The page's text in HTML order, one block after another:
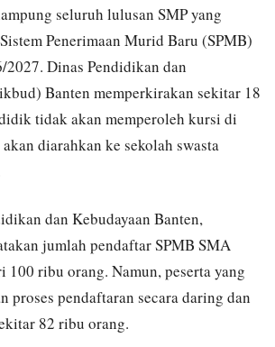
seluruh lulusan SMP yang
Penerimaan Murid Baru (SPMB)
Dinas Pendidikan dan
Banten memperkirakan sekitar 18
tidak akan memperoleh kursi di
diarahkan ke sekolah swasta
dan Kebudayaan Banten,
jumlah pendaftar SPMB SMA
100 ribu orang. Namun, peserta yang
proses pendaftaran secara daring dan
82 ribu orang.